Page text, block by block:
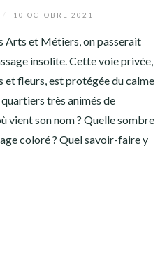
10 OCTOBRE 2021
Arts et Métiers, on passerait
insolite. Cette voie privée,
fleurs, est protégée du calme
très animés de
vient son nom ? Quelle sombre
coloré ? Quel savoir-faire y